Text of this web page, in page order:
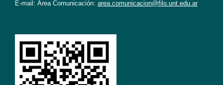
E-mail: Área Comunicación: area.comunicacion@filo.unt.edu.ar